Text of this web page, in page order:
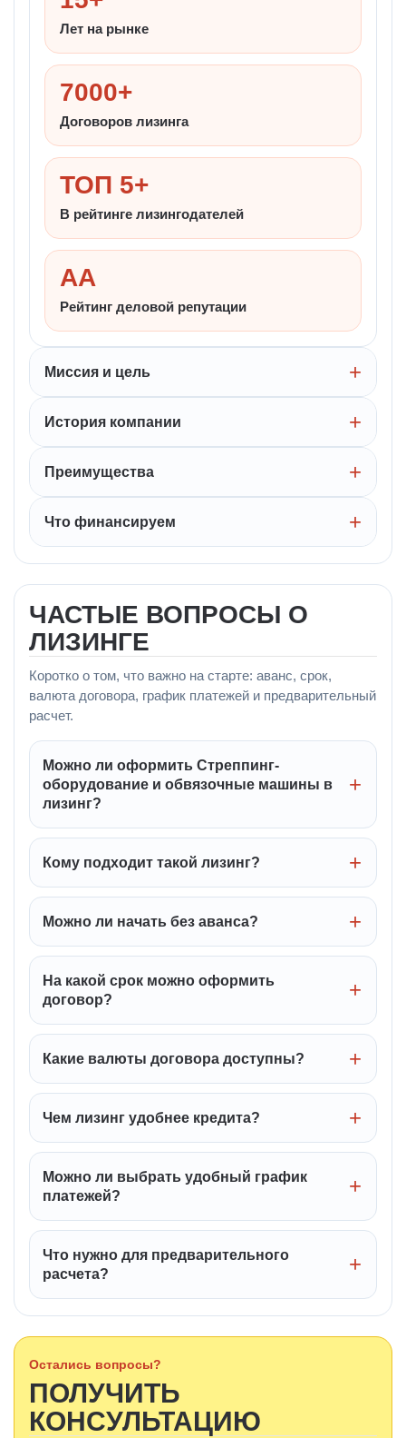
Лет на рынке
7000+
Договоров лизинга
ТОП 5+
В рейтинге лизингодателей
AA
Рейтинг деловой репутации
Миссия и цель
История компании
Преимущества
Что финансируем
ЧАСТЫЕ ВОПРОСЫ О
ЛИЗИНГЕ
Коротко о том, что важно на старте: аванс, срок,
валюта договора, график платежей и предварительный
расчет.
Можно ли оформить Стреппинг-
оборудование и обвязочные машины в
лизинг?
Кому подходит такой лизинг?
Можно ли начать без аванса?
На какой срок можно оформить
договор?
Какие валюты договора доступны?
Чем лизинг удобнее кредита?
Можно ли выбрать удобный график
платежей?
Что нужно для предварительного
расчета?
Остались вопросы?
ПОЛУЧИТЬ
КОНСУЛЬТАЦИЮ